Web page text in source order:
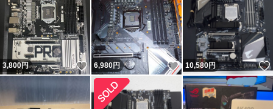
込先、連絡先のご案内メール（取引ナビ）を
お送りいたします
○ご案内メール（取引ナビ）をご確認いただき、間違いが
無ければ、お支払い金額の振り込みを
してください
3,800円 いいね！
6,980円 いいね！
10,580円